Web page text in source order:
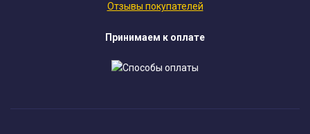
Отзывы покупателей
Принимаем к оплате